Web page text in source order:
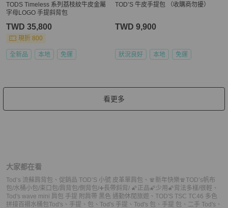
TODS Timeless 系列荔枝紋牛皮金屬
字母LOGO 手提斜背包
TWD 35,800
現折 800
全新品 本地 免運
TOD’S 牛皮手提包 （收購商勿擾）
TWD 9,900
狀況良好 本地 免運
看更多
大家都在看
Tod’s 流蘇肩背包 、 促銷品 TOD’S 小號 皮革單肩包 、 🧣新年快樂🧣TOD’s帆布
包/水桶小包/束口包/肩背包/側背包/➕長帶斜背/ 🌠正品🌠少用🌠背法多樣/很輕 、
Tod's wave mini 肩包 手提 附肩帶 黑色 通勤休閒旅遊 、 TOD'S TSC TC46 多色
拼接百褶水桶包Tod's 、 手提 、 包 、 Tod's 手提 、 Tod's 包 、 手提 包 、 二手 Tod's 、